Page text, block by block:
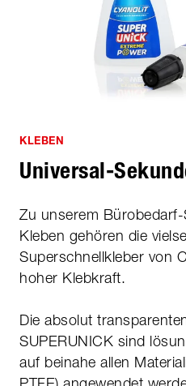
KLEBEN
Universal-
Zu unserem
Kleben gehören die
Superschnellkleber von
hoher Klebkraft.
Die absolut
SUPERUNICK sind
auf beinahe allen